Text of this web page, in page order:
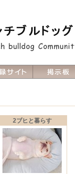
2ブヒと暮らす